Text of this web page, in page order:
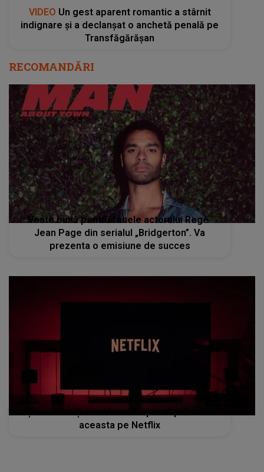
VIDEO Un gest aparent romantic a stârnit
indignare și a declanșat o anchetă penală pe
Transfăgărășan
RECOMANDĂRI
Veste bună pentru fanele actorului Regé-
Jean Page din serialul „Bridgerton”. Va
prezenta o emisiune de succes
Șase filme și seriale care apar săptămâna
aceasta pe Netflix